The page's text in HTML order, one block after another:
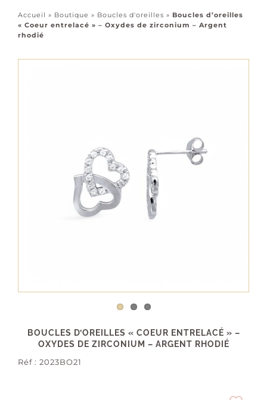
Tous les bijoux
Accueil » Boutique » Boucles d'oreilles » Boucles d’oreilles
« Coeur entrelacé » – Oxydes de zirconium – Argent
rhodié
BOUCLES D’OREILLES « COEUR ENTRELACÉ » –
OXYDES DE ZIRCONIUM – ARGENT RHODIÉ
Réf : 2023BO21